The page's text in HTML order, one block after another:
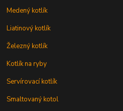
Medený kotlík
Liatinový kotlík
Železný kotlík
Kotlík na ryby
Servírovací kotlík
Smaltovaný kotol